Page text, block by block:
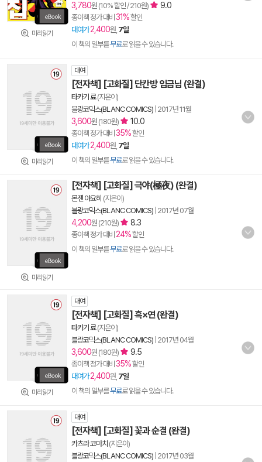
미리읽기
3,780원 (10% 할인 / 210원) 9.0
종이책 정가 대비 31%할인
대여가 2,400원, 7일
이 책의 일부를무료로 읽을 수 있습니다.
미리읽기
대여
[전자책] [고화질] 단칸방 임금님 (완결)
타카기 료(지은이)
블랑코믹스(BLANC COMICS) 2017년 11월
3,600원 (180원) 10.0
종이책 정가 대비 35%할인
대여가 2,400원, 7일
이 책의 일부를무료로 읽을 수 있습니다.
미리읽기
[전자책] [고화질] 극야(極夜) (완결)
몬젠 야요히 (지은이)
블랑코믹스(BLANC COMICS) 2017년 07월
4,200원 (210원) 8.3
종이책 정가 대비 24%할인
이 책의 일부를무료로 읽을 수 있습니다.
미리읽기
대여
[전자책] [고화질] 흑×연 (완결)
타카기 료(지은이)
블랑코믹스(BLANC COMICS) 2017년 04월
3,600원 (180원) 9.5
종이책 정가 대비 35%할인
대여가 2,400원, 7일
이 책의 일부를무료로 읽을 수 있습니다.
대여
[전자책] [고화질] 꽃과 순결 (완결)
카츠라 코마치 (지은이)
블랑코믹스(BLANC COMICS) 2017년 03월